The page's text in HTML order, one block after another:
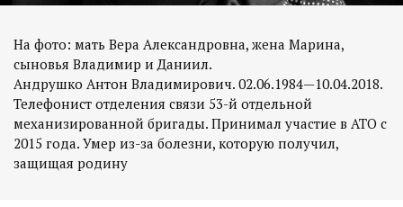
На фото: мать Вера Александровна, жена Марина,
сыновья Владимир и Даниил.
Андрушко Антон Владимирович. 02.06.1984—10.04.2018.
Телефонист отделения связи 53-й отдельной
механизированной бригады. Принимал участие в АТО с
2015 года. Умер из-за болезни, которую получил,